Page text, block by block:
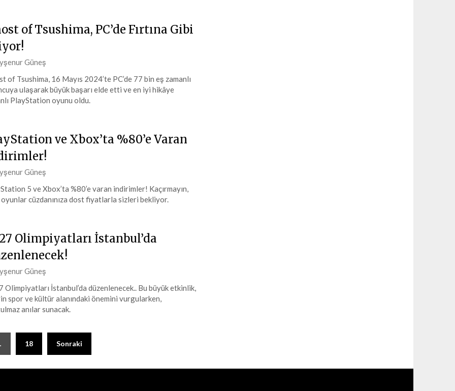
of Tsushima, PC’de Fırtına Gibi
Güneş
of Tsushima, 16 Mayıs 2024’te PC’de 77 bin eş zamanlı
ulaşarak büyük başarı elde etti ve en iyi hikâye
PlayStation oyunu oldu.
ve Xbox’ta %80’e Varan
Güneş
5 ve Xbox’ta %80’e varan indirimler! Kaçırmayın,
cüzdanınıza dost fiyatlarla sizleri bekliyor.
Olimpiyatları İstanbul’da
Güneş
Olimpiyatları İstanbul’da düzenlenecek.. Bu büyük etkinlik,
spor ve kültür alanındaki önemini vurgularken,
anılar sunacak.
18 Sonraki